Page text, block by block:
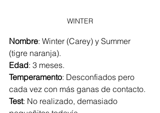
WINTER
Nombre: Winter (Carey) y Summer
(tigre naranja).
Edad: 3 meses.
Temperamento: Desconfiados pero
cada vez con más ganas de contacto.
Test: No realizado, demasiado